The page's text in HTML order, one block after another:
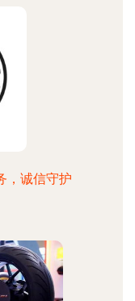
，诚信守护